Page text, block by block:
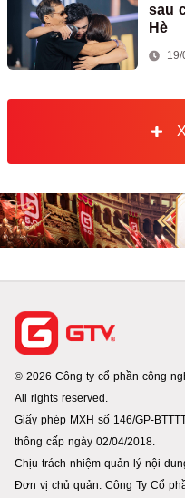
sau
Hè
© 2026 Công ty cổ phần công
All rights reserved.
Giấy phép MXH số 146/GP-
thông cấp ngày 02/04/2018.
Chịu trách nhiệm quản lý nội
Đơn vị chủ quản: Công Ty Cổ